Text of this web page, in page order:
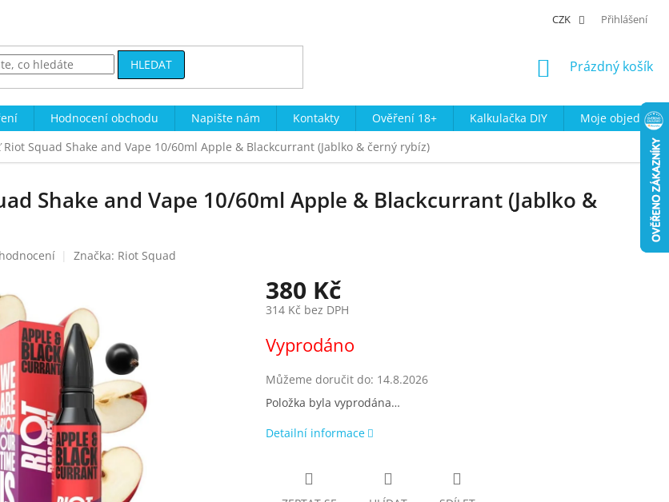
CZK Přihlášení
HLEDAT
NÁKUPNÍ
Prázdný košík
Hodnocení obchodu Napište nám Kontakty Ověření 18+ Kalkulačka DIY
Moje
Riot Squad Shake and Vape 10/60ml Apple & Blackcurrant (Jablko & černý rybíz)
Shake and Vape 10/60ml Apple & Blackcurrant (Jablko &
Značka: Riot Squad
380 Kč
314 Kč bez DPH
cena:
Vyprodáno
Můžeme doručit do: 14.8.2026
Položka byla vyprodána…
Detailní informace